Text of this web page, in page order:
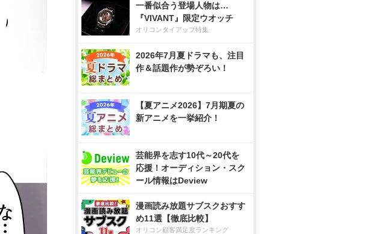
一番似合う登場人物は…
『VIVANT』限定ウオッチ
オリコンタイアップ特集
2026年7月夏ドラマも、注目
作＆話題作が勢ぞろい！
【夏アニメ2026】7月期夏の
新アニメを一挙紹介！
芸能界を志す10代～20代を
応援！オーディション・スク
ール情報はDeview
漫画読み放題サブスクおすす
め11選【徹底比較】
オリコン顧客満足度ランキング